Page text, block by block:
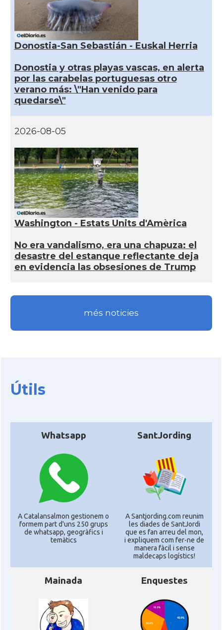
Donostia-San Sebastián - Euskal Herria
Donostia y otras playas vascas, en alerta
por las carabelas portuguesas otro
verano más: \"Han venido para
quedarse\"
2026-08-05
Washington - Estats Units d'Amèrica
No era vandalismo, era una chapuza: el
desastre del estanque reflectante deja
en evidencia las obsesiones de Trump
més noticies
Útils
Whatsapp
A Catalansalmon gestionem o
formem part d'uns 250 grups
de whatsapp, geogràfics i
temàtics
SantJording
A Santjording.com reunim
les diades de SantJordi
que es fan arreu del mon,
i expliquem com fer-ne de
manera fàcil i sense
maldecaps logí­stics!
Mainada Enquestes